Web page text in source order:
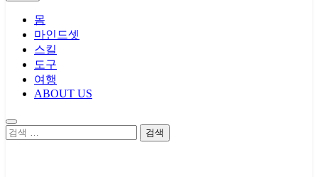
몸
마인드셋
스킬
도구
여행
ABOUT US
검